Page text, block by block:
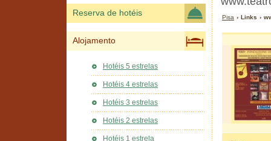
Pisa › Links ›
Reserva de hotéis
Alojamento
Hotéis 5 estrelas
Hotéis 4 estrelas
Hotéis 3 estrelas
Hotéis 2 estrelas
Hotéis 1 estrela